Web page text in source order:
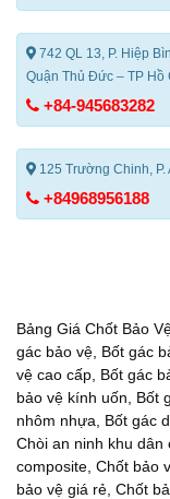
742 QL 13, P. Hiệp
Quận Thủ Đức – TP Hồ
+84-945683282
125 Trường Chinh, P.
+84968956188
Bảng Giá Chốt Bảo
gác bảo vệ Bốt gác
vệ cao cấp Bốt gác
bảo vệ kính uốn
Bốt
nhôm nhựa
Bốt gác
Chòi an ninh khu dân
composite Chốt bảo
bảo vệ giá rẻ Chốt